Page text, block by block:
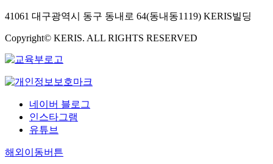
41061 대구광역시 동구 동내로 64(동내동1119) KERIS빌딩
Copyright© KERIS. ALL RIGHTS RESERVED
네이버 블로그
인스타그램
유튜브
해외이동버튼